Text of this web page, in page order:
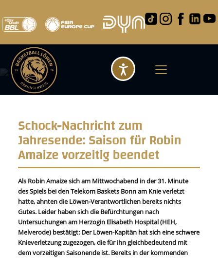
Schock-Nachricht zum
Jahresende: Saison für Robin
Amaize vorzeitig beendet
Als Robin Amaize sich am Mittwochabend in der 31. Minute
des Spiels bei den Telekom Baskets Bonn am Knie verletzt
hatte, ahnten die Löwen-Verantwortlichen bereits nichts
Gutes. Leider haben sich die Befürchtungen nach
Untersuchungen am Herzogin Elisabeth Hospital (HEH,
Melverode) bestätigt: Der Löwen-Kapitän hat sich eine schwere
Knieverletzung zugezogen, die für ihn gleichbedeutend mit
dem vorzeitigen Saisonende ist. Bereits in der kommenden